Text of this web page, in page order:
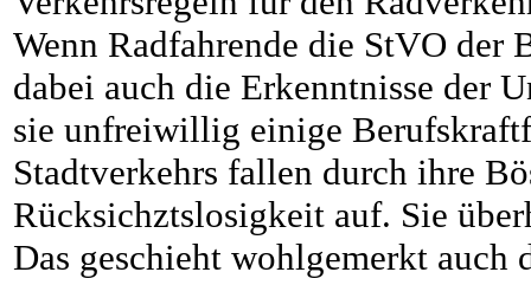
Wenn Radfahrende die StVO der
dabei auch die Erkenntnisse der
sie unfreiwillig einige
Stadtverkehrs fallen durch ihre
Rücksichztslosigkeit auf. Sie
Das geschieht wohlgemerkt auch